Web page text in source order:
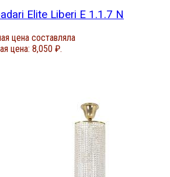
Elite Liberi E 1.1.7 N
цена составляла
цена: 8,050 ₽.